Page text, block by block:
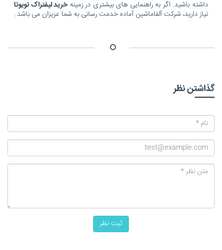
داشته باشید. اگر به راهنمایی های بیشتری در زمینهخرید لیفتراک تویوتا
نیاز دارید، شرکت آلفاماشین آماده خدمت رسانی به شما عزیزان می باشد.
گذاشتن نظر
ثبت نظر